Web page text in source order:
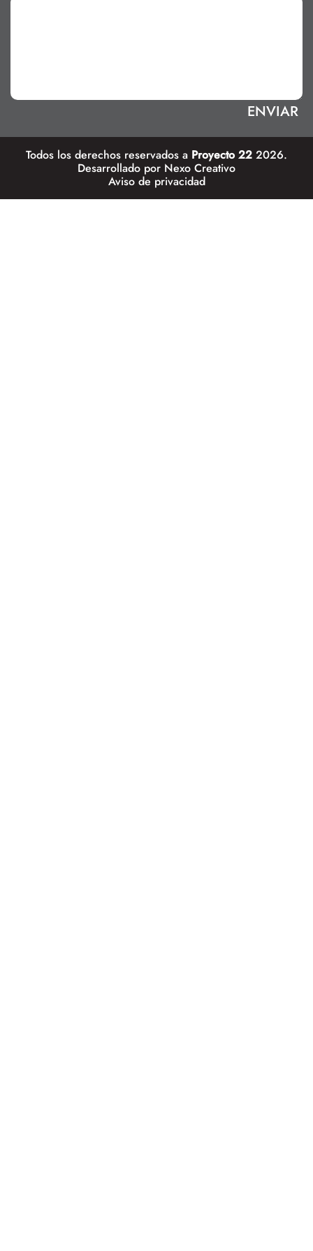
Todos los derechos reservados a Proyecto 22 2026.
Desarrollado por Nexo Creativo
Aviso de privacidad